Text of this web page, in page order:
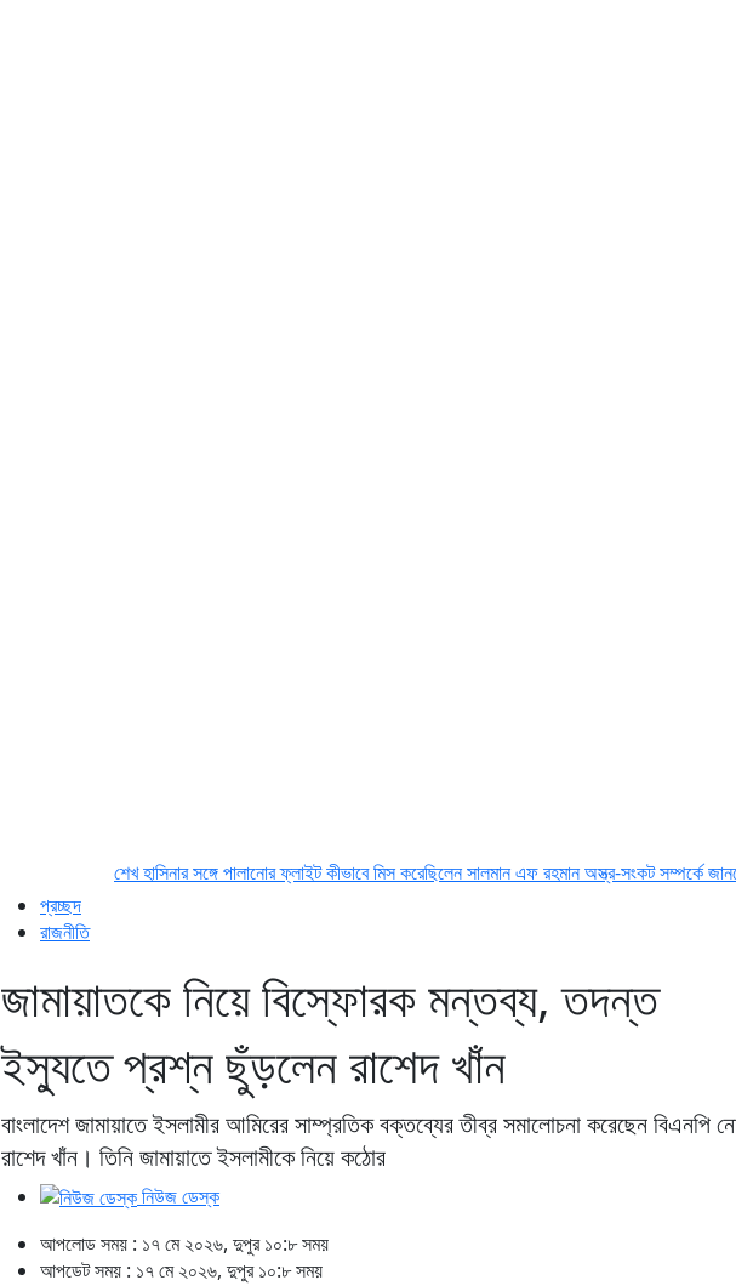
শেখ হাসিনার সঙ্গে পালানোর ফ্লাইট কীভাবে মিস করেছিলেন সালমান এফ রহমানঅস্ত্র-সংকট সম্পর্কে জানতেন না ট্রাম্প,
প্রচ্ছদ
রাজনীতি
জামায়াতকে নিয়ে বিস্ফোরক মন্তব্য, তদন্ত
ইস্যুতে প্রশ্ন ছুঁড়লেন রাশেদ খাঁন
বাংলাদেশ জামায়াতে ইসলামীর আমিরের সাম্প্রতিক বক্তব্যের তীব্র সমালোচনা করেছেন বিএনপি
রাশেদ খাঁন। তিনি জামায়াতে ইসলামীকে নিয়ে কঠোর
নিউজ ডেস্ক
আপলোড সময় : ১৭ মে ২০২৬, দুপুর ১০:৮ সময়
আপডেট সময় : ১৭ মে ২০২৬, দুপুর ১০:৮ সময়